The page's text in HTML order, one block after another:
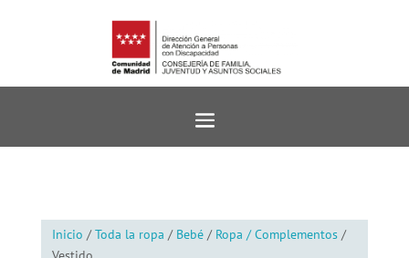
Inicio /Toda la ropa / Bebé/ Ropa / Complementos/